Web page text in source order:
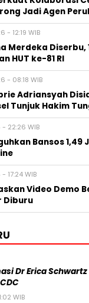
Jadi Agen
- 12:19 WIB
Merdeka Diserbu,
HUT ke-81 RI
- 08:18 WIB
Adriansyah
Tunjuk Hakim
22:26 WIB
Bansos 1,49
17:24 WIB
Video Demo
Diburu
Dr Erica Schwartz
WIB